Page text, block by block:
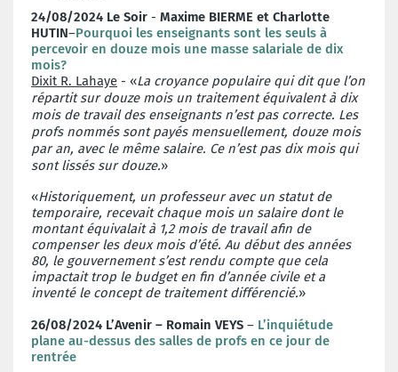
24/08/2024 Le Soir - Maxime BIERME et Charlotte
HUTIN–Pourquoi les enseignants sont les seuls à
percevoir en douze mois une masse salariale de dix
mois?
Dixit R. Lahaye - «La croyance populaire qui dit que l’on
répartit sur douze mois un traitement équivalent à dix
mois de travail des enseignants n’est pas correcte. Les
profs nommés sont payés mensuellement, douze mois
par an, avec le même salaire. Ce n’est pas dix mois qui
sont lissés sur douze.»
«Historiquement, un professeur avec un statut de
temporaire, recevait chaque mois un salaire dont le
montant équivalait à 1,2 mois de travail afin de
compenser les deux mois d’été. Au début des années
80, le gouvernement s’est rendu compte que cela
impactait trop le budget en fin d’année civile et a
inventé le concept de traitement différencié.»
26/08/2024 L’Avenir – Romain VEYS – L’inquiétude
plane au-dessus des salles de profs en ce jour de
rentrée